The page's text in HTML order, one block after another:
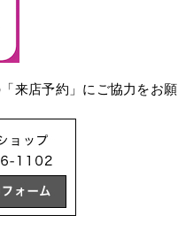
来店予約」にご協力をお願